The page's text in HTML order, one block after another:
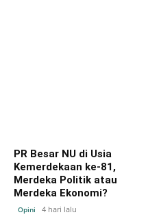
PR Besar NU di Usia
Kemerdekaan ke-81,
Merdeka Politik atau
Merdeka Ekonomi?
Opini 4 hari lalu